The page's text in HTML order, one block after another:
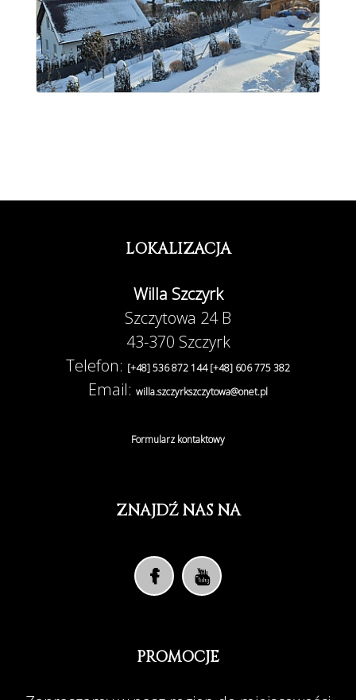
LOKALIZACJA
Willa Szczyrk
Szczytowa 24 B
43-370 Szczyrk
Telefon: [+48] 536 872 144[+48] 606 775 382
Email: willa.szczyrkszczytowa@onet.pl
Formularz kontaktowy
ZNAJDŹ NAS NA
PROMOCJE